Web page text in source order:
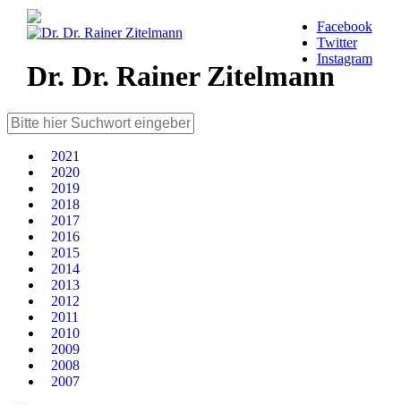
Dr. Dr. Rainer Zitelmann
Facebook
Twitter
Instagram
2021
2020
2019
2018
2017
2016
2015
2014
2013
2012
2011
2010
2009
2008
2007